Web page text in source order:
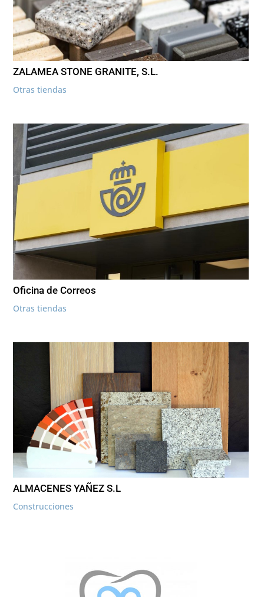
ZALAMEA STONE GRANITE, S.L.
Otras tiendas
Oficina de Correos
Otras tiendas
ALMACENES YAÑEZ S.L
Construcciones